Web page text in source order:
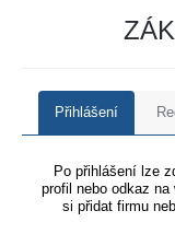
Přihlášení
Po přihlášení lze
profil nebo odkaz
si přidat firmu